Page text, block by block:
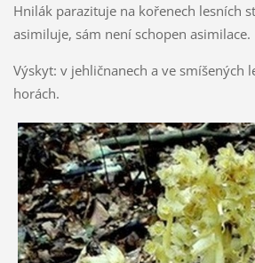
Hnilák parazituje na kořenech lesních
asimiluje, sám není schopen asimilace.
Výskyt: v jehličnanech a ve smíšených
horách.